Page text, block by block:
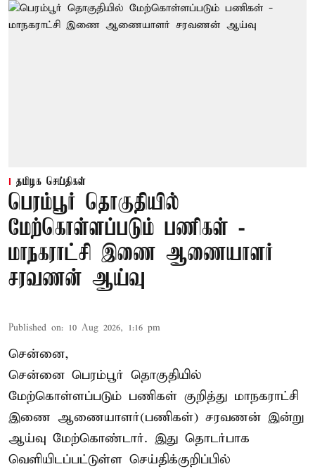
தமிழக செய்திகள்
பெரம்பூர் தொகுதியில்
மேற்கொள்ளப்படும் பணிகள் -
மாநகராட்சி இணை ஆணையாளர்
சரவணன் ஆய்வு
Published on: 10 Aug 2026, 1:16 pm
சென்னை,
சென்னை பெரம்பூர் தொகுதியில்
மேற்கொள்ளப்படும் பணிகள் குறித்து மாநகராட்சி
இணை ஆணையாளர்(பணிகள்) சரவணன் இன்று
ஆய்வு மேற்கொண்டார். இது தொடர்பாக
வெளியிடப்பட்டுள்ள செய்திக்குறிப்பில்